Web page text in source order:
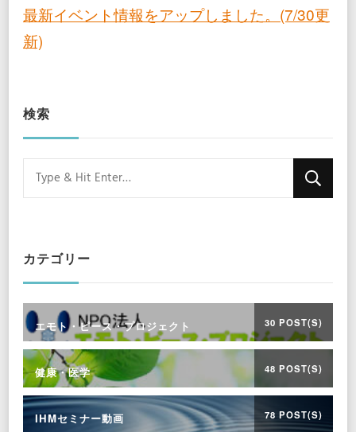
最新イベント情報をアップしました。(7/30更
新)
検索
Looking
for
カテゴリー
エモト・ピース・プロジェクト 30 POST(S)
健康・医学 48 POST(S)
IHMセミナー動画 78 POST(S)